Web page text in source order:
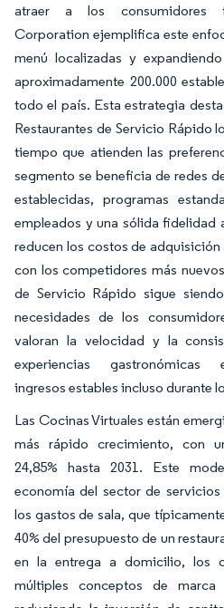
atraer a los consumidores
Corporation ejemplifica este
menú localizadas y
aproximadamente 200.000
todo el país. Esta estrategia
Restaurantes de Servicio Rápido
tiempo que atienden las
segmento se beneficia de redes
establecidas, programas
empleados y una sólida fidelidad
reducen los costos de
con los competidores más
de Servicio Rápido sigue
necesidades de los
valoran la velocidad y la
experiencias gastronómicas
ingresos estables incluso durante
Las Cocinas Virtuales están
más rápido crecimiento, con
24,85% hasta 2031. Este
economía del sector de
los gastos de sala, que
40% del presupuesto de un
en la entrega a domicilio, los
múltiples conceptos de